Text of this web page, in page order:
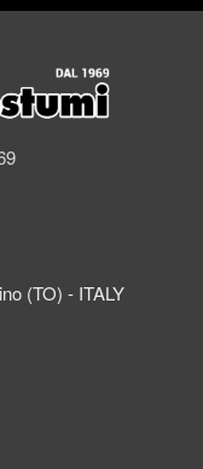
(TO) - ITALY